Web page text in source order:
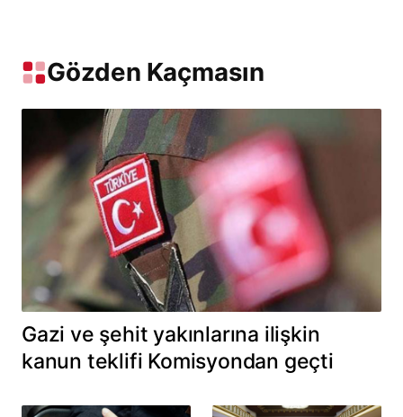
Gözden Kaçmasın
Gazi ve şehit yakınlarına ilişkin
kanun teklifi Komisyondan geçti